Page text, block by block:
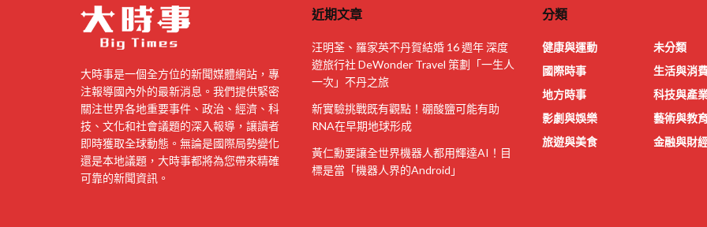
大時事是一個全方位的新聞媒體網站，專
注報導國內外的最新消息。我們提供緊密
關注世界各地重要事件、政治、經濟、科
技、文化和社會議題的深入報導，讓讀者
即時獲取全球動態。無論是國際局勢變化
還是本地議題，大時事都將為您帶來精確
可靠的新聞資訊。
近期文章
汪明荃、羅家英不丹賀結婚 16 週年 深度
遊旅行社 DeWonder Travel 策劃「一生人
一次」不丹之旅
新實驗挑戰既有觀點！硼酸鹽可能有助
RNA在早期地球形成
黃仁勳要讓全世界機器人都用輝達AI！目
標是當「機器人界的Android」
分類
健康與運動
國際時事
地方時事
影劇與娛樂
旅遊與美食
未分類
生活與消
科技與產
藝術與教
金融與財